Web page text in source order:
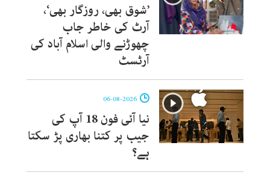
’شوق بھی، روزگار بھی‘،
آرٹ کی خاطر جاب
چھوڑنے والی اسلام آباد کی
آرٹسٹ
نیا آئی فون 18 آپ کی
جیب پر کتنا بھاری پڑ سکتا
ہے؟